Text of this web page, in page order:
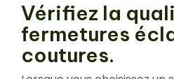
Vérifiez la
fermetures
coutures.